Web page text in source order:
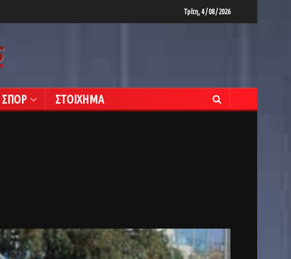
Τρίτη, 4 / 08 / 2026
ΣΠΟΡ ΣΤΟΙΧΗΜΑ